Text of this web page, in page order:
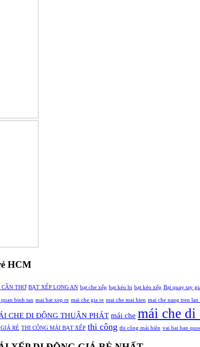
HCM
CẦN THƠ BẠT XẾP LONG AN bạt che xếp bạt kéo bi bạt kéo xếp Bạt quay tay
binh tan mai bat xep re mai che gia re mai che mai hien mai che nang tren lan
CHE DI ĐỘNG THUẬN PHÁT mái che mái che di
RẺ THI CÔNG MÁI BẠT XẾP thi công thi công mái hiên vai bat han